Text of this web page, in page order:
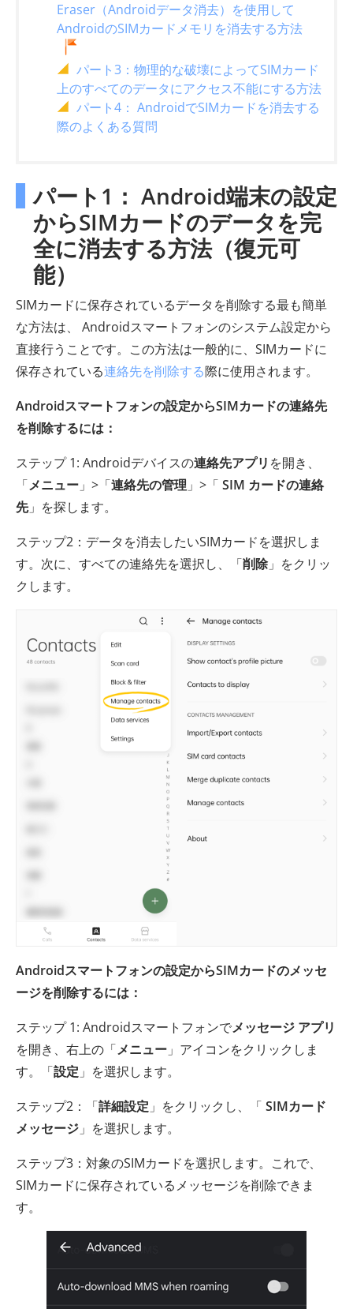
Eraser（Androidデータ消去）を使用して
AndroidのSIMカードメモリを消去する方法
パート3：物理的な破壊によってSIMカード
上のすべてのデータにアクセス不能にする方法
パート4： AndroidでSIMカードを消去する
際のよくある質問
パート1： Android端末の設定
からSIMカードのデータを完
全に消去する方法（復元可
能）
SIMカードに保存されているデータを削除する最も簡単
な方法は、 Androidスマートフォンのシステム設定から
直接行うことです。この方法は一般的に、SIMカードに
保存されている連絡先を削除する際に使用されます。
Androidスマートフォンの設定からSIMカードの連絡先
を削除するには：
ステップ 1: Androidデバイスの連絡先アプリ を開き、
「メニュー 」>「連絡先の管理 」>「 SIM カードの連絡
先」を探します。
ステップ2：データを消去したいSIMカードを選択しま
す。次に、すべての連絡先を選択し、「削除」をクリッ
クします。
Androidスマートフォンの設定からSIMカードのメッセ
ージを削除するには：
ステップ 1: Androidスマートフォンでメッセージ アプリ
を開き、右上の「メニュー 」アイコンをクリックしま
す。「設定 」を選択します。
ステップ2：「詳細設定 」をクリックし、「 SIMカード
メッセージ 」を選択します。
ステップ3：対象のSIMカードを選択します。これで、
SIMカードに保存されているメッセージを削除できま
す。